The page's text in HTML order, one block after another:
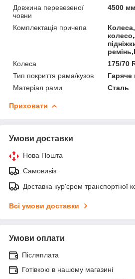
Довжина перевезеної
човни
4500 мм
Комплектація причепа
Колеса
175/70
Тип покриття рама/кузов
Гаряче
Матеріал рами
Сталь
Приховати
Умови доставки
Нова Пошта
Самовивіз
Доставка кур'єром транспортної
Всі умови доставки
Умови оплати
Післяплата
Готівкою в нашому магазині